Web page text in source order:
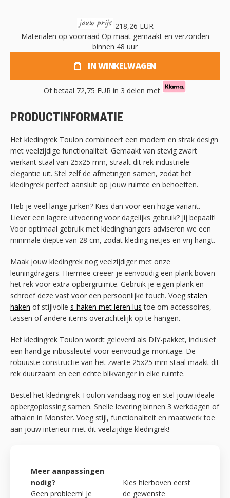
218,26 EUR
Materialen op voorraad Op maat gemaakt en verzonden
binnen 48 uur
IN WINKELWAGEN
Of betaal 72,75 EUR in 3 delen met
PRODUCTINFORMATIE
Het kledingrek Toulon combineert een modern en strak design
met veelzijdige functionaliteit. Gemaakt van stevig zwart
vierkant staal van 25x25 mm, straalt dit rek industriële
elegantie uit. Stel zelf de afmetingen samen, zodat het
kledingrek perfect aansluit op jouw ruimte en behoeften.
Heb je veel lange jurken? Kies dan voor een hoge variant.
Liever een lagere uitvoering voor dagelijks gebruik? Jij bepaalt!
Voor optimaal gebruik met kledinghangers adviseren we een
minimale diepte van 28 cm, zodat kleding netjes en vrij hangt.
Maak jouw kledingrek nog veelzijdiger met onze
leuningdragers. Hiermee creëer je eenvoudig een plank boven
het rek voor extra opbergruimte. Gebruik je eigen plank en
schroef deze vast voor een persoonlijke touch. Voeg stalen
haken of stijlvolle s-haken met leren lus toe om accessoires,
tassen of andere items overzichtelijk op te hangen.
Het kledingrek Toulon wordt geleverd als DIY-pakket, inclusief
een handige inbussleutel voor eenvoudige montage. De
robuuste constructie van het zwarte 25x25 mm staal maakt dit
rek duurzaam en een echte blikvanger in elke ruimte.
Bestel het kledingrek Toulon vandaag nog en stel jouw ideale
opbergoplossing samen. Snelle levering binnen 3 werkdagen of
afhalen in Monster. Voeg stijl, functionaliteit en maatwerk toe
aan jouw interieur met dit veelzijdige kledingrek!
Meer aanpassingen
nodig?
Geen probleem! Je
Kies hierboven eerst
de gewenste